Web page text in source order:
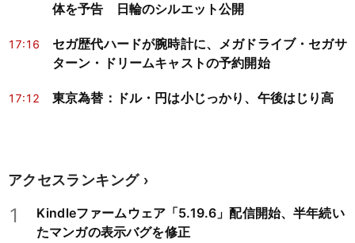
体を予告 日輪のシルエット公開
17:16
セガ歴代ハードが腕時計に、メガドライブ・セガサ
ターン・ドリームキャストの予約開始
17:12 東京為替：ドル・円は小じっかり、午後はじり高
アクセスランキング
1
Kindleファームウェア「5.19.6」配信開始、半年続い
たマンガの表示バグを修正